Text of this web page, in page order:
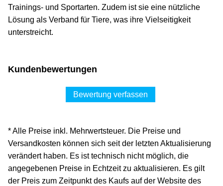
Trainings- und Sportarten. Zudem ist sie eine nützliche
Lösung als Verband für Tiere, was ihre Vielseitigkeit
unterstreicht.
Kundenbewertungen
Bewertung verfassen
* Alle Preise inkl. Mehrwertsteuer. Die Preise und
Versandkosten können sich seit der letzten Aktualisierung
verändert haben. Es ist technisch nicht möglich, die
angegebenen Preise in Echtzeit zu aktualisieren. Es gilt
der Preis zum Zeitpunkt des Kaufs auf der Website des